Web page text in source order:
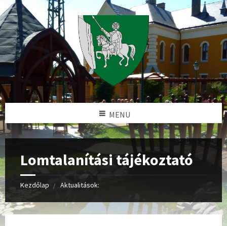
MENU
Lomtalanítási tájékoztató
Kezdőlap Aktualitások: